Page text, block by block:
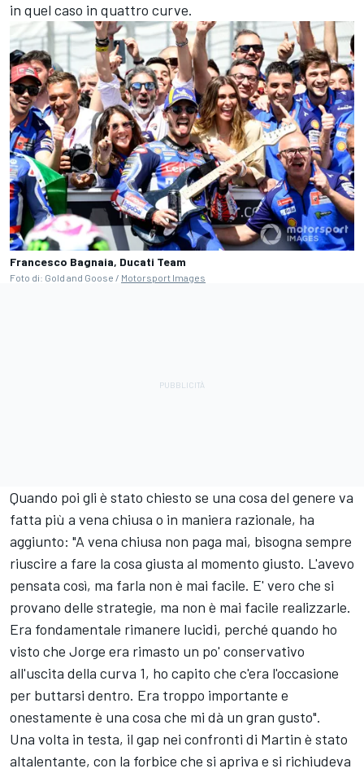
in quel caso in quattro curve.
Francesco Bagnaia, Ducati Team
Foto di: Gold and Goose / Motorsport Images
Quando poi gli è stato chiesto se una cosa del genere va
fatta più a vena chiusa o in maniera razionale, ha
aggiunto: "A vena chiusa non paga mai, bisogna sempre
riuscire a fare la cosa giusta al momento giusto. L'avevo
pensata così, ma farla non è mai facile. E' vero che si
provano delle strategie, ma non è mai facile realizzarle.
Era fondamentale rimanere lucidi, perché quando ho
visto che Jorge era rimasto un po' conservativo
all'uscita della curva 1, ho capito che c'era l'occasione
per buttarsi dentro. Era troppo importante e
onestamente è una cosa che mi dà un gran gusto".
Una volta in testa, il gap nei confronti di Martin è stato
altalentante, con la forbice che si apriva e si richiudeva